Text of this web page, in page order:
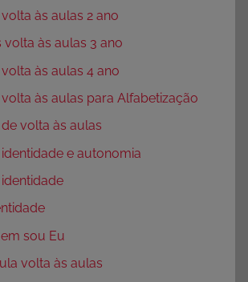
às aulas 2 ano
volta às aulas 3 ano
às aulas 4 ano
às aulas para Alfabetização
volta às aulas
e autonomia
sou Eu
volta às aulas